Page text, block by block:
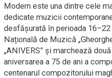
Modern este una dintre cele
dedicate muzicii
desfășurată în perioada
Națională de Muzică
„ANIVERS” și marchează
aniversarea a 75 de ani a
centenarul compozitorului